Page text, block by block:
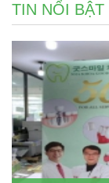
TIN NỔI BẬT